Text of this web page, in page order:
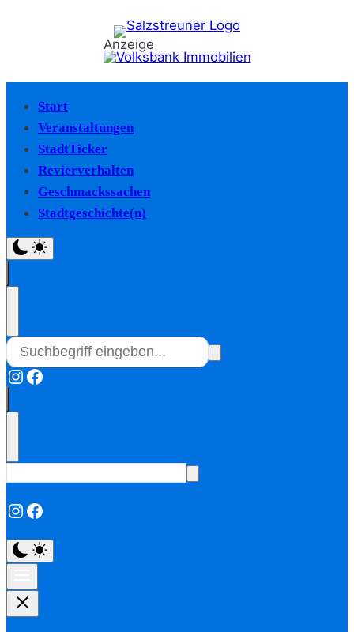
Anzeige
Start
Veranstaltungen
StadtTicker
Revierverhalten
Geschmackssachen
Stadtgeschichte(n)
Instagram
Facebook
Instagram
Facebook